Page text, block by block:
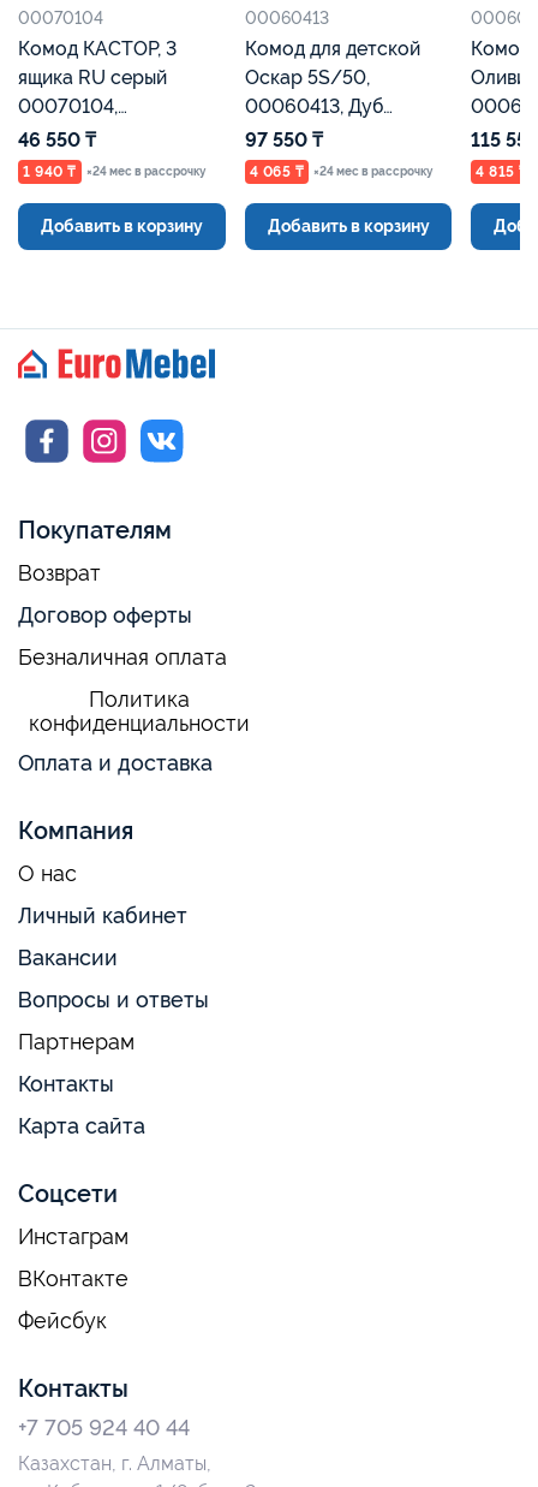
00070104
Комод КАСТОР, 3
ящика RU серый
00070104,
Евромебель
46 550 ₸
1 940 ₸ ×24 мес в рассрочку
Добавить в корзину
00060413
Комод для детской
Оскар 5S/50,
00060413, Дуб
санремо, Евромебель
97 550 ₸
4 065 ₸ ×24 мес в рассрочку
Добавить в корзину
Комод
115
4 815 ₸
Покупателям
Возврат
Договор оферты
Безналичная оплата
Политика
конфиденциальности
Оплата и доставка
Компания
О нас
Личный кабинет
Вакансии
Вопросы и ответы
Партнерам
Контакты
Карта сайта
Соцсети
Инстаграм
ВКонтакте
Фейсбук
Контакты
+7 705 924 40 44
Казахстан, г. Алматы,